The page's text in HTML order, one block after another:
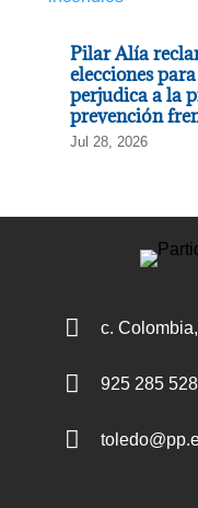
Pilar Alía
elecciones
perjudica a la
prevención
Jul 28, 2026
 c.
 925 285 528
